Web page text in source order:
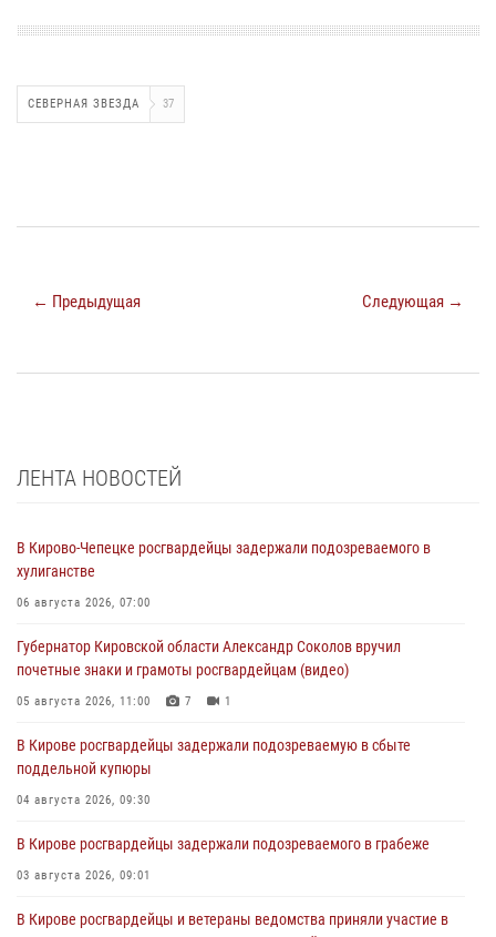
СЕВЕРНАЯ ЗВЕЗДА 37
← Предыдущая Следующая →
ЛЕНТА НОВОСТЕЙ
В Кирово-Чепецке росгвардейцы задержали подозреваемого в
хулиганстве
06 августа 2026, 07:00
Губернатор Кировской области Александр Соколов вручил
почетные знаки и грамоты росгвардейцам (видео)
05 августа 2026, 11:00 7 1
В Кирове росгвардейцы задержали подозреваемую в сбыте
поддельной купюры
04 августа 2026, 09:30
В Кирове росгвардейцы задержали подозреваемого в грабеже
03 августа 2026, 09:01
В Кирове росгвардейцы и ветераны ведомства приняли участие в